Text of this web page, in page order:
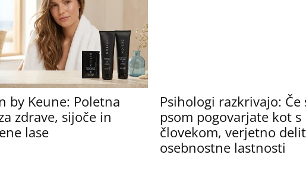
by Keune: Poletna
zdrave, sijoče in
lase
Psihologi razkrivajo: Če
psom pogovarjate kot s
človekom, verjetno
osebnostne lastnosti